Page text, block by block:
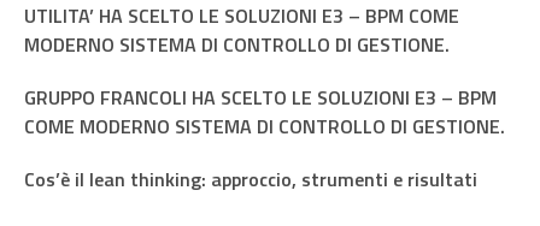
UTILITA’ HA SCELTO LE SOLUZIONI E3 – BPM COME
MODERNO SISTEMA DI CONTROLLO DI GESTIONE.
GRUPPO FRANCOLI HA SCELTO LE SOLUZIONI E3 – BPM
COME MODERNO SISTEMA DI CONTROLLO DI GESTIONE.
Cos’è il lean thinking: approccio, strumenti e risultati